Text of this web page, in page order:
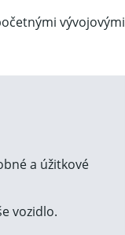
vývojovými
a úžitkové
vozidlo.